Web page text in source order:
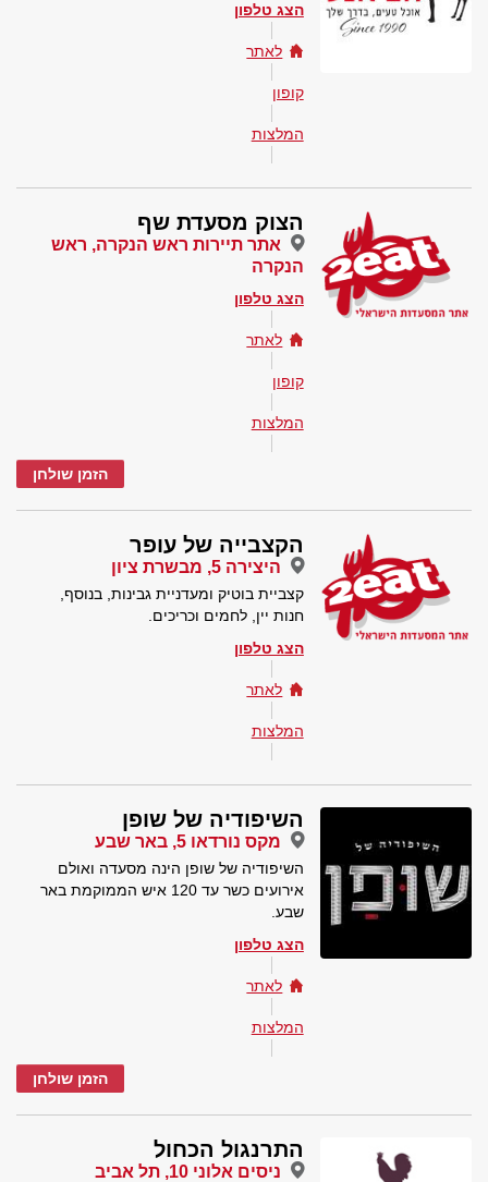
הצג טלפון
לאתר
קופון
המלצות
הצוק מסעדת שף
אתר תיירות ראש הנקרה, ראש
הנקרה
הצג טלפון
לאתר
קופון
המלצות
הזמן שולחן
הקצבייה של עופר
היצירה 5, מבשרת ציון
קצביית בוטיק ומעדניית גבינות, בנוסף,
חנות יין, לחמים וכריכים.
הצג טלפון
לאתר
המלצות
השיפודיה של שופן
מקס נורדאו 5, באר שבע
השיפודיה של שופן הינה מסעדה ואולם
אירועים כשר עד 120 איש הממוקמת באר
שבע.
הצג טלפון
לאתר
המלצות
הזמן שולחן
התרנגול הכחול
ניסים אלוני 10, תל אביב